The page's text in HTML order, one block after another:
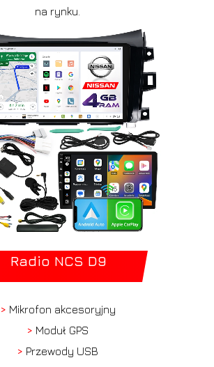
na rynku.
Radio NCS D9
> Mikrofon akcesoryjny
> Moduł GPS
> Przewody USB